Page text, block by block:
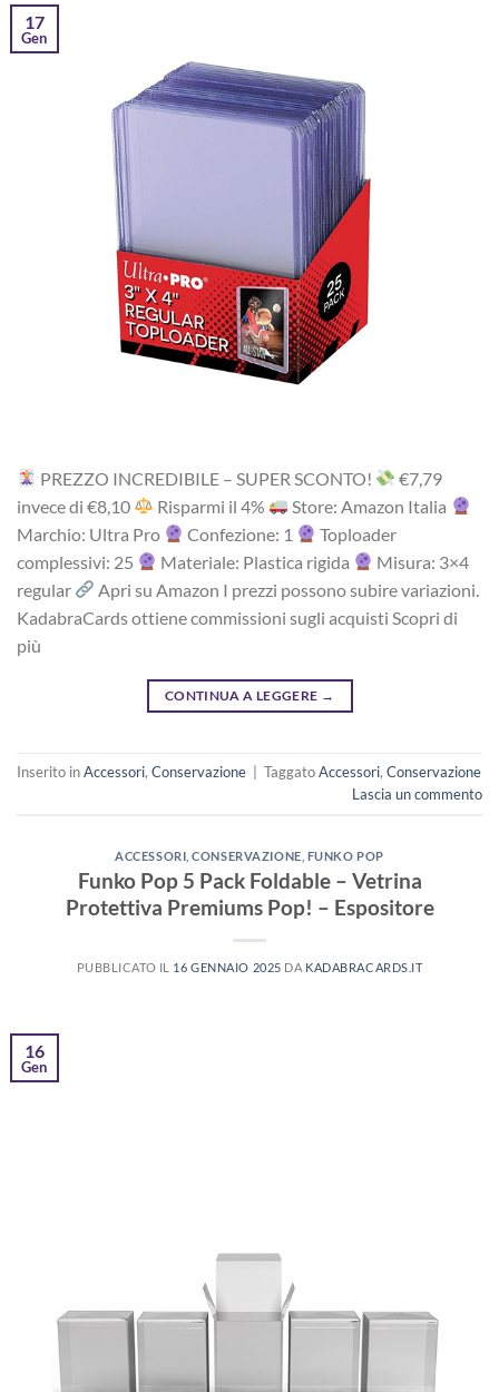
17
Gen
PREZZO INCREDIBILE – SUPER SCONTO!
‎€7,79
i‎nv‎ec‎e ‎di‎ €‎8,10
R‎is‎pa‎rm‎i ‎il‎ 4%
Store: Amazon Italia
Marchio: Ultra Pro
Confezione: 1
Toploader
complessivi: 25
Materiale: Plastica rigida
Misura: 3×4
regular
Apri su Amazon I prezzi possono subire variazioni.
KadabraCards ottiene commissioni sugli acquisti Scopri di
più
CONTINUA A LEGGERE →
Inserito inAccessori, Conservazione TaggatoAccessori, Conservazione
Lascia un commento
ACCESSORI ,CONSERVAZIONE FUNKO POP
Funko Pop 5 Pack Foldable – Vetrina
Protettiva Premiums Pop! – Espositore
PUBBLICATO IL 16 GENNAIO 2025 DA KADABRACARDS.IT
16
Gen